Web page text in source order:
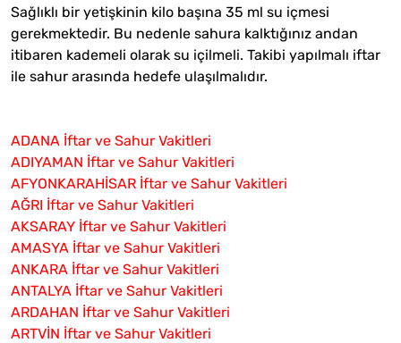
Sağlıklı bir yetişkinin kilo başına 35 ml su içmesi
gerekmektedir. Bu nedenle sahura kalktığınız andan
itibaren kademeli olarak su içilmeli. Takibi yapılmalı iftar
ile sahur arasında hedefe ulaşılmalıdır.
ADANA İftar ve Sahur Vakitleri
ADIYAMAN İftar ve Sahur Vakitleri
AFYONKARAHİSAR İftar ve Sahur Vakitleri
AĞRI İftar ve Sahur Vakitleri
AKSARAY İftar ve Sahur Vakitleri
AMASYA İftar ve Sahur Vakitleri
ANKARA İftar ve Sahur Vakitleri
ANTALYA İftar ve Sahur Vakitleri
ARDAHAN İftar ve Sahur Vakitleri
ARTVİN İftar ve Sahur Vakitleri